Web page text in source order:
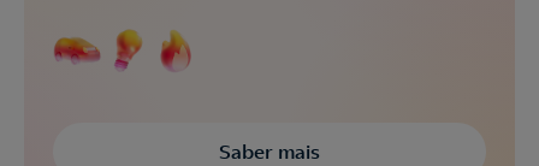
Saber mais